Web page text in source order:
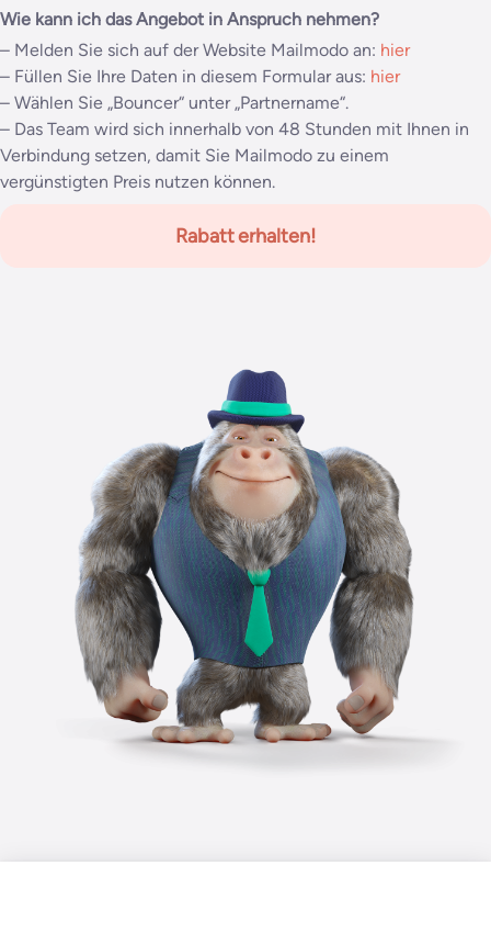
Wie kann ich das Angebot in Anspruch nehmen?
– Melden Sie sich auf der Website Mailmodo an: hier
– Füllen Sie Ihre Daten in diesem Formular aus: hier
– Wählen Sie „Bouncer“ unter „Partnername“.
– Das Team wird sich innerhalb von 48 Stunden mit Ihnen in
Verbindung setzen, damit Sie Mailmodo zu einem
vergünstigten Preis nutzen können.
Rabatt erhalten!